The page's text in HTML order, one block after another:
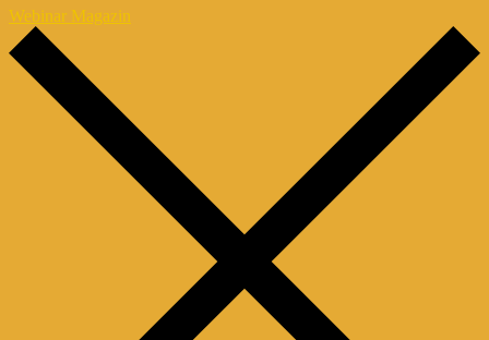
Webinar Magazin